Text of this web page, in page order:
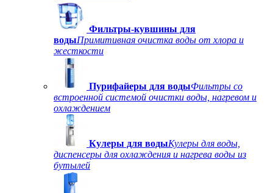
Фильтры-кувшины для
водыПримитивная очистка воды от хлора и
жесткости
Пурифайеры для водыФильтры со
встроенной системой очистки воды, нагревом и
охлаждением
Кулеры для водыКулеры для воды,
диспенсеры для охлаждения и нагрева воды из
бутылей